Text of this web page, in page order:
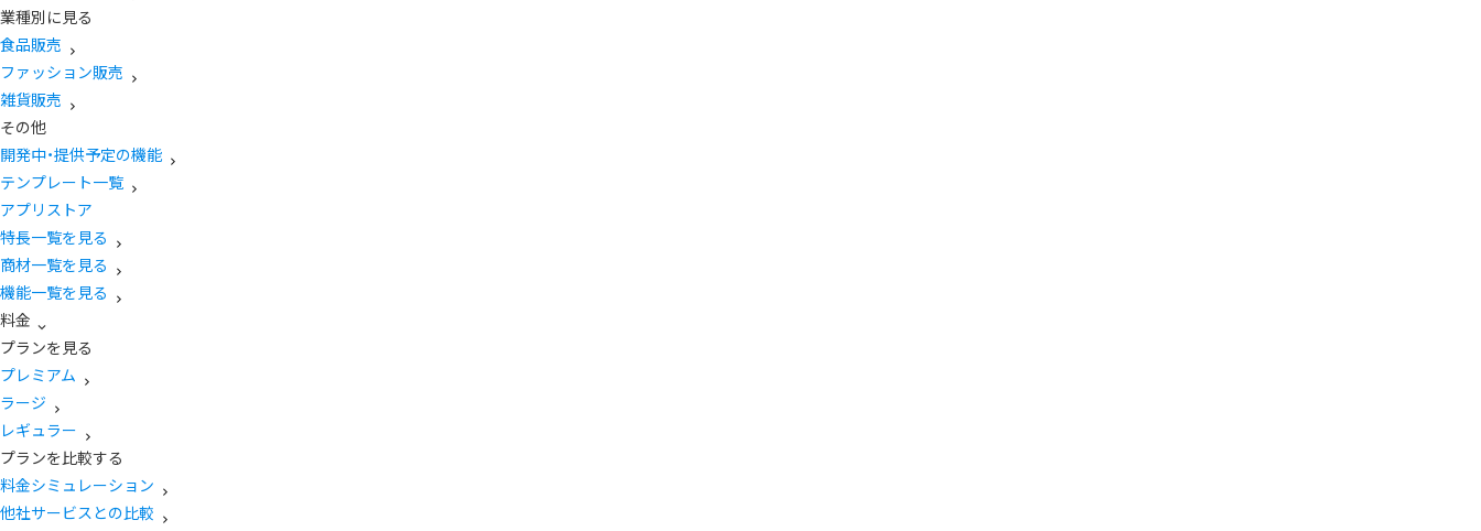
業種別に見る
食品販売
ファッション販売
雑貨販売
その他
開発中・提供予定の機能
テンプレート一覧
アプリストア
特長一覧を見る
商材一覧を見る
機能一覧を見る
料金
プランを見る
プレミアム
ラージ
レギュラー
プランを比較する
料金シミュレーション
他社サービスとの比較